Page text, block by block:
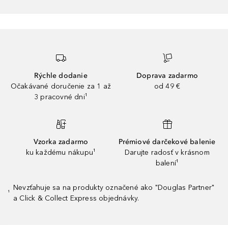
Rýchle dodanie
Očakávané doručenie za 1 až
3 pracovné dni¹
Doprava zadarmo
od 49 €
Vzorka zadarmo
ku každému nákupu¹
Prémiové darčekové balenie
Darujte radosť v krásnom
balení¹
¹
Nevzťahuje sa na produkty označené ako "Douglas Partner"
a Click & Collect Express objednávky.